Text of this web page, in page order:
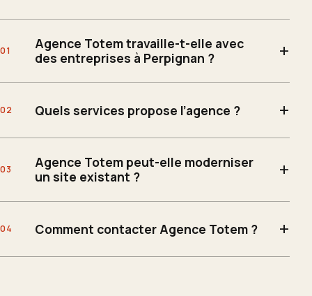
Agence Totem travaille-t-elle avec
des entreprises à Perpignan ?
Quels services propose l’agence ?
Agence Totem peut-elle moderniser
un site existant ?
Comment contacter Agence Totem ?